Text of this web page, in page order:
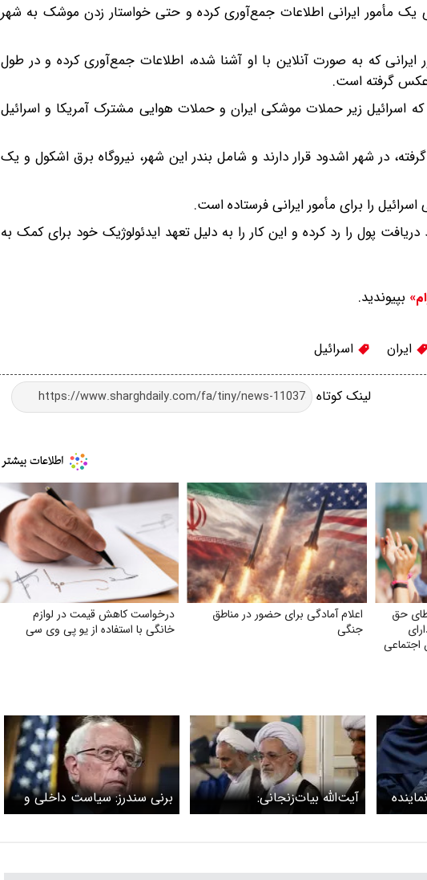
یک مأمور ایرانی اطلاعات جمع‌آوری کرده و حتی خواستار زدن موشک به شهر
که به صورت آنلاین با او آشنا شده، اطلاعات جمع‌آوری کرده و در طول
عکس گرفته است.
اسرائیل زیر حملات موشکی ایران و حملات هوایی مشترک آمریکا و اسرائیل
در شهر اشدود قرار دارند و شامل بندر این شهر، نیروگاه برق اشکول و یک
را برای مأمور ایرانی فرستاده است.
پول را رد کرده و این کار را به دلیل تعهد ایدئولوژیک خود برای کمک به
بپیوندید.
ایران اسرائیل
لینک کوتاه
حق
اجتماعی
اعلام آمادگی برای حضور در مناطق
جنگی
درخواست کاهش قیمت در لوازم
خانگی با استفاده از یو پی وی سی
آیت‌الله‌ بیات‌زنجانی:
صهیونیستها از نسل همان
برنی سندرز: سیاست داخلی و
خارجی آمریکا نباید تابع